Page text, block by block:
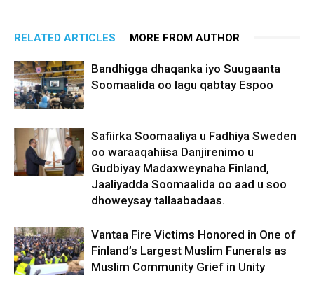
RELATED ARTICLES MORE FROM AUTHOR
Bandhigga dhaqanka iyo Suugaanta
Soomaalida oo lagu qabtay Espoo
Safiirka Soomaaliya u Fadhiya Sweden
oo waraaqahiisa Danjirenimo u
Gudbiyay Madaxweynaha Finland,
Jaaliyadda Soomaalida oo aad u soo
dhoweysay tallaabadaas.
Vantaa Fire Victims Honored in One of
Finland’s Largest Muslim Funerals as
Muslim Community Grief in Unity